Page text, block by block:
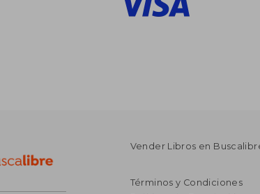
Vender Libros en
Términos y Condiciones